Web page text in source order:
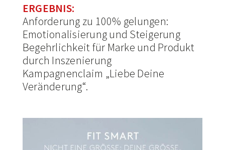
ERGEBNIS:
Anforderung zu 100% gelungen:
Emotionalisierung und Steigerung
Begehrlichkeit für Marke und Produkt
durch Inszenierung
Kampagnenclaim „Liebe Deine
Veränderung“.